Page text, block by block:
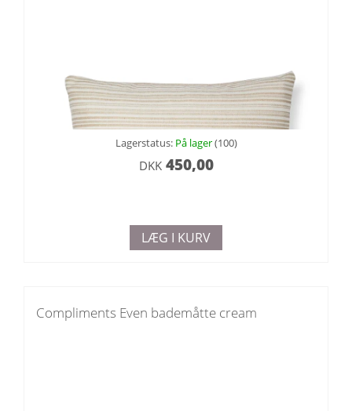
Lagerstatus: På lager(100)
DKK450,00
LÆG I KURV
Compliments Even bademåtte cream